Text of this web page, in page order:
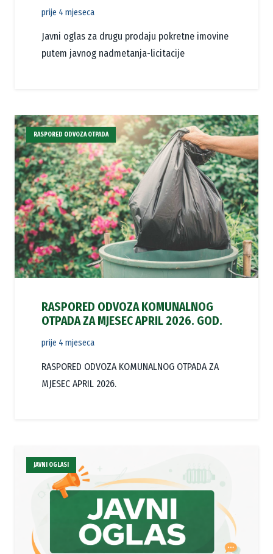
prije 4 mjeseca
Javni oglas za drugu prodaju pokretne imovine
putem javnog nadmetanja-licitacije
RASPORED ODVOZA OTPADA
RASPORED ODVOZA KOMUNALNOG
OTPADA ZA MJESEC APRIL 2026. GOD.
prije 4 mjeseca
RASPORED ODVOZA KOMUNALNOG OTPADA ZA
MJESEC APRIL 2026.
JAVNI OGLASI